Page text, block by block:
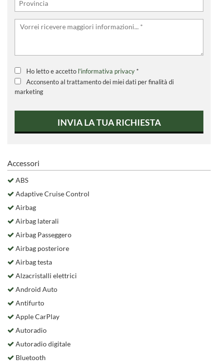
Ho letto e accetto l'informativa privacy *
Acconsento al trattamento dei miei dati per finalità di
marketing
INVIA LA TUA RICHIESTA
Accessori
ABS
Adaptive Cruise Control
Airbag
Airbag laterali
Airbag Passeggero
Airbag posteriore
Airbag testa
Alzacristalli elettrici
Android Auto
Antifurto
Apple CarPlay
Autoradio
Autoradio digitale
Bluetooth